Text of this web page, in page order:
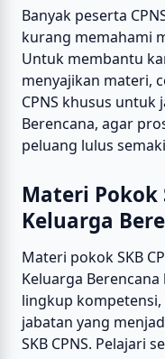
Banyak peserta
kurang memahami
Untuk membantu
menyajikan materi,
CPNS khusus untuk
Berencana, agar
peluang lulus
Materi Pokok
Keluarga
Materi pokok SKB
Keluarga
lingkup
jabatan yang
SKB CPNS. Pelajari